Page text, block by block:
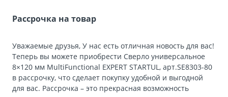
Рассрочка на товар
Уважаемые друзья, У нас есть отличная новость для вас!
Теперь вы можете приобрести Сверло универсальное
8×120 мм MultiFunctional EXPERT STARTUL, арт.SE8303-80
в рассрочку, что сделает покупку удобной и выгодной
для вас. Рассрочка – это прекрасная возможность